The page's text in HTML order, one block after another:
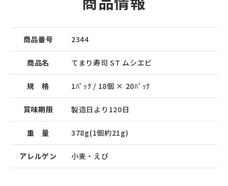
商品番号 2344
商品名 てまり寿司 ST ムシエビ
規 格 1ﾊﾟｯｸ / 18個 × 20ﾊﾟｯｸ
賞味期限 製造日より120日
重 量 378g(1個約21g)
アレルゲン 小麦・えび